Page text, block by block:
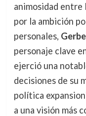
animosidad entre
por la ambición
personales,
personaje clave
ejerció una
decisiones de su
política
a una visión más